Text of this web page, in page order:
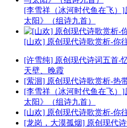
[李雪祥（冰河时代鱼在飞）
太阳》（组诗九首）
[山欢] 原创现代诗歌赏析-你
[许雪纯] 原创现代诗词五首-
天壁、晚霞
[萦洄] 原创现代诗歌赏析-热
[李雪祥（冰河时代鱼在飞）
太阳》（组诗九首）
[山欢] 原创现代诗歌赏析-你
[龙岗，大漠孤烟] 原创现代